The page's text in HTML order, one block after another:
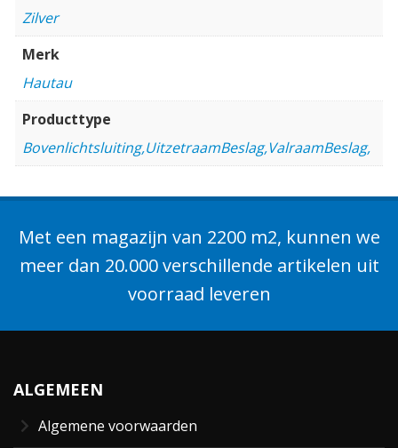
Zilver
Merk
Hautau
Producttype
Bovenlichtsluiting,UitzetraamBeslag,ValraamBeslag,
Met een magazijn van 2200 m2, kunnen we
meer dan 20.000 verschillende artikelen uit
voorraad leveren
ALGEMEEN
Algemene voorwaarden